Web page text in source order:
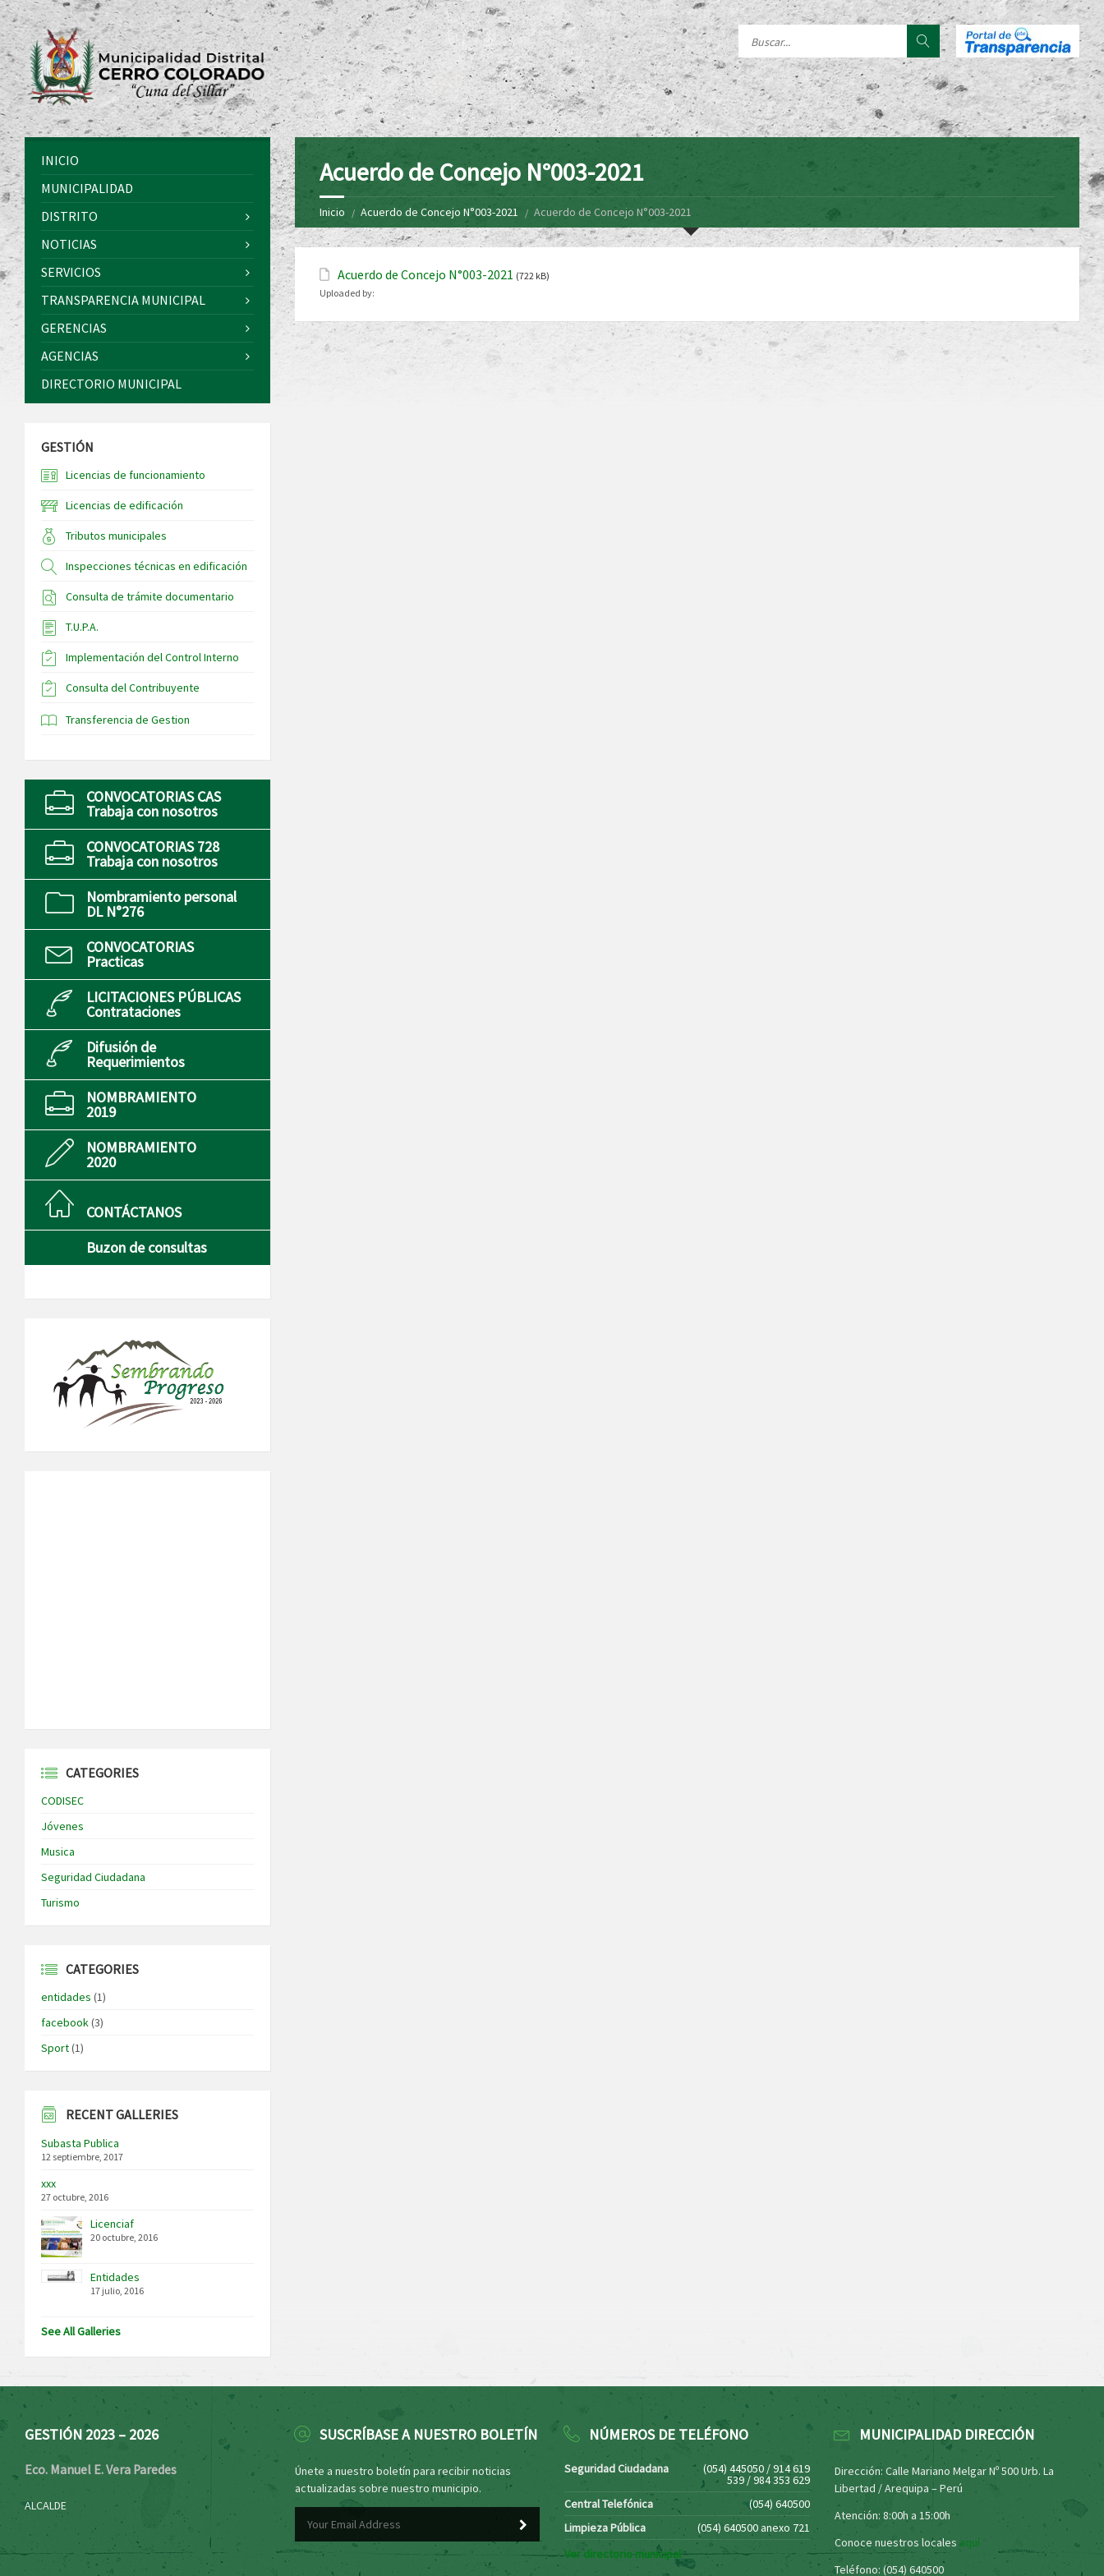
Acuerdo de Concejo N°003-2021
Inicio Acuerdo de Concejo N°003-2021 Acuerdo de Concejo N°003-2021
Acuerdo de Concejo N°003-2021 (722 kB)
Uploaded by:
INICIO
MUNICIPALIDAD
DISTRITO
NOTICIAS
SERVICIOS
TRANSPARENCIA MUNICIPAL
GERENCIAS
AGENCIAS
DIRECTORIO MUNICIPAL
GESTIÓN
Licencias de funcionamiento
Licencias de edificación
Tributos municipales
Inspecciones técnicas en edificación
Consulta de trámite documentario
T.U.P.A.
Implementación del Control Interno
Consulta del Contribuyente
Transferencia de Gestion
CONVOCATORIAS CAS
Trabaja con nosotros
CONVOCATORIAS 728
Trabaja con nosotros
Nombramiento personal
DL N°276
CONVOCATORIAS
Practicas
LICITACIONES PÚBLICAS
Contrataciones
Difusión de
Requerimientos
NOMBRAMIENTO
2019
NOMBRAMIENTO
2020
CONTÁCTANOS
Buzon de consultas
CATEGORIES
CODISEC
Jóvenes
Musica
Seguridad Ciudadana
Turismo
CATEGORIES
entidades (1)
facebook(3)
Sport(1)
RECENT GALLERIES
Subasta Publica
12 septiembre, 2017
xxx
27 octubre, 2016
Licenciaf
20 octubre, 2016
Entidades
17 julio, 2016
See All Galleries
GESTIÓN 2023 – 2026
Eco. Manuel E. Vera Paredes
ALCALDE
SUSCRÍBASE A NUESTRO BOLETÍN
Únete a nuestro boletín para recibir noticias
actualizadas sobre nuestro municipio.
NÚMEROS DE TELÉFONO
Seguridad Ciudadana (054) 445050 / 914 619
539 / 984 353 629
Central Telefónica
(054) 640500
Limpieza Pública
(054) 640500 anexo 721
Ver directorio municipal
MUNICIPALIDAD DIRECCIÓN
Dirección: Calle Mariano Melgar Nº 500 Urb. La
Libertad / Arequipa – Perú
Atención: 8:00h a 15:00h
Conoce nuestros locales aquí
Teléfono: (054) 640500